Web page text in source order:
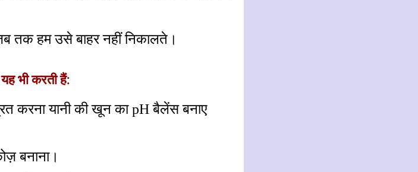
तक हम उसे बाहर नहीं निकालते।
भी करती हैं:
करना यानी की खून का pH बैलेंस बनाए
बनाना।